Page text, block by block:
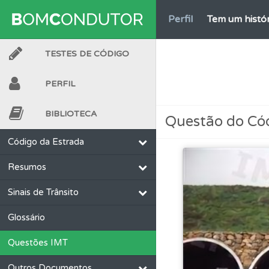
Perfil Tem um
Crie uma
Perfil Veja as
O teste
TESTES DE CÓDIGO
PERFIL
BIBLIOTECA
Código da Estrada
Resumos
Sinais de Trânsito
Glossário
Questões IMT
Questão do